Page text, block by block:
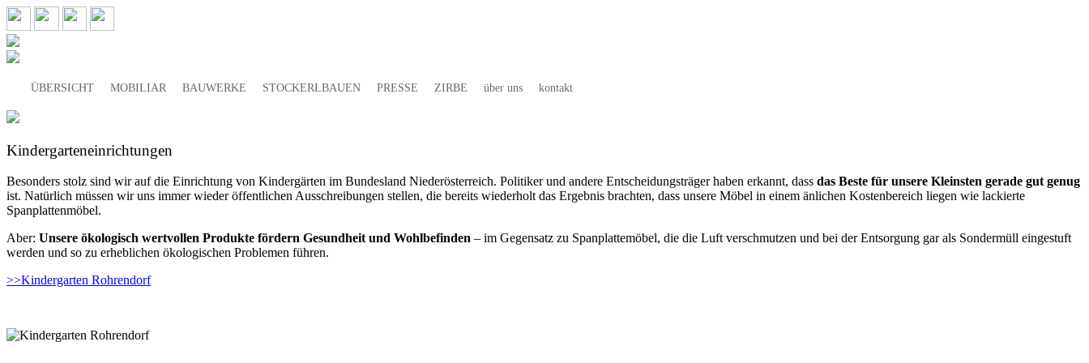
ÜBERSICHT MOBILIAR BAUWERKE STOCKERLBAUEN PRESSE ZIRBE über uns kontakt
Kindergarteneinrichtungen
Besonders stolz sind wir auf die Einrichtung von Kindergärten im Bundesland Niederösterreich. Politiker und andere Entscheidungsträger haben erkannt, dass das Beste für unsere Kleinsten gerade gut genug
ist. Natürlich müssen wir uns immer wieder öffentlichen Ausschreibungen stellen, die bereits wiederholt das Ergebnis brachten, dass unsere Möbel in einem änlichen Kostenbereich liegen wie lackierte
Spanplattenmöbel.
Aber: Unsere ökologisch wertvollen Produkte fördern Gesundheit und Wohlbefinden – im Gegensatz zu Spanplattemöbel, die die Luft verschmutzen und bei der Entsorgung gar als Sondermüll eingestuft
werden und so zu erheblichen ökologischen Problemen führen.
>>Kindergarten Rohrendorf